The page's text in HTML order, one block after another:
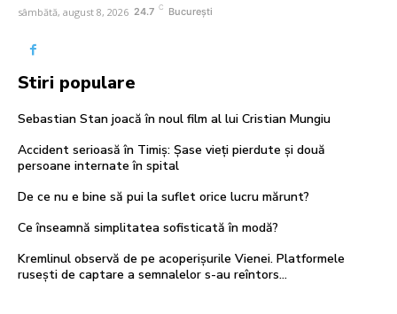
sâmbătă, august 8, 2026 24.7 C București
Stiri populare
Sebastian Stan joacă în noul film al lui Cristian Mungiu
Accident serioasă în Timiș: Șase vieți pierdute și două
persoane internate în spital
De ce nu e bine să pui la suflet orice lucru mărunt?
Ce înseamnă simplitatea sofisticată în modă?
Kremlinul observă de pe acoperișurile Vienei. Platformele
rusești de captare a semnalelor s-au reîntors…